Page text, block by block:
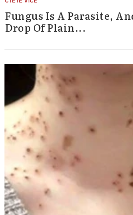
Fungus Is A Parasite,
Drop Of Plain...